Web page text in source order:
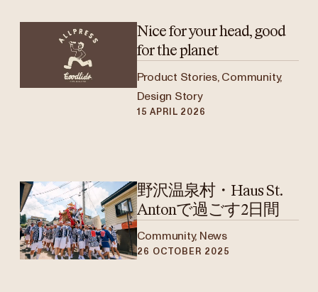
Nice for your head, good
for the planet
Product Stories, Community,
Design Story
15 APRIL 2026
野沢温泉村・Haus St.
Antonで過ごす2日間
Community, News
26 OCTOBER 2025